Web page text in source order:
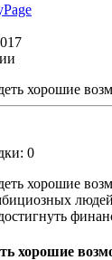
0
хорошие